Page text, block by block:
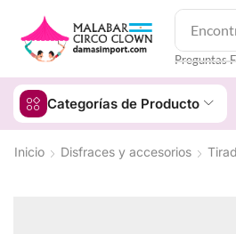
Preguntas
Categorías de Producto
Inicio Disfraces y accesorios